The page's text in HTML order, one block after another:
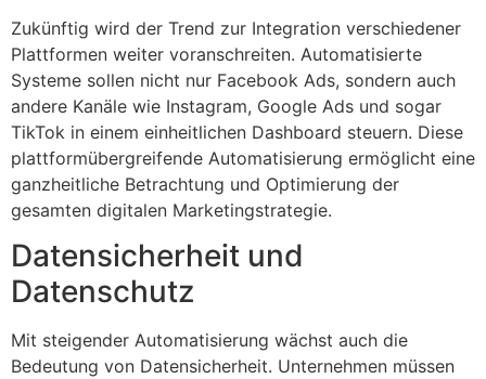
Zukünftig wird der Trend zur Integration verschiedener
Plattformen weiter voranschreiten. Automatisierte
Systeme sollen nicht nur Facebook Ads, sondern auch
andere Kanäle wie Instagram, Google Ads und sogar
TikTok in einem einheitlichen Dashboard steuern. Diese
plattformübergreifende Automatisierung ermöglicht eine
ganzheitliche Betrachtung und Optimierung der
gesamten digitalen Marketingstrategie.
Datensicherheit und
Datenschutz
Mit steigender Automatisierung wächst auch die
Bedeutung von Datensicherheit. Unternehmen müssen